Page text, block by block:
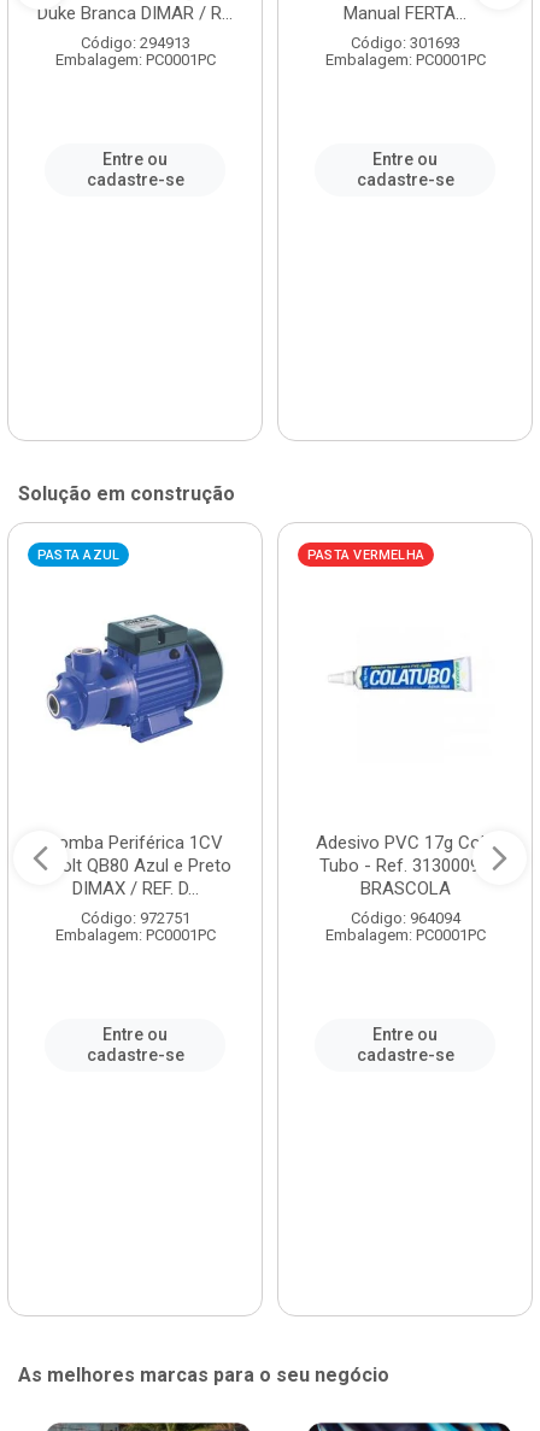
Duke Branca DIMAR / R...
Código: 294913
Embalagem: PC0001PC
Entre ou
cadastre-se
Manual FERTA...
Código: 301693
Embalagem: PC0001PC
Entre ou
cadastre-se
Solução em construção
PASTA AZUL
Bomba Periférica 1CV
Bivolt QB80 Azul e Preto
DIMAX / REF. D...
Código: 972751
Embalagem: PC0001PC
Entre ou
cadastre-se
PASTA VERMELHA
Adesivo PVC 17g Cola
Tubo - Ref. 3130009 -
BRASCOLA
Código: 964094
Embalagem: PC0001PC
Entre ou
cadastre-se
As melhores marcas para o seu negócio